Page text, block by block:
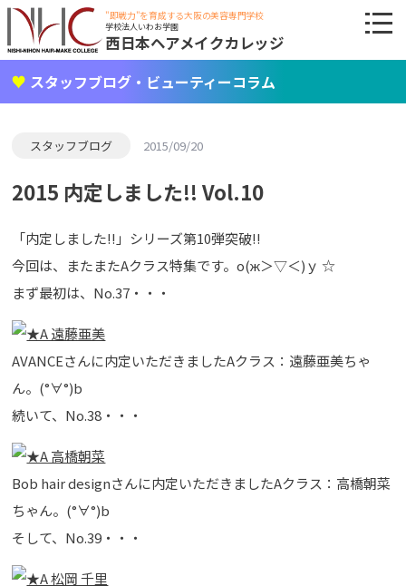
"即戦力"を育成する大阪の美容専門学校
学校法人いわお学園
西日本ヘアメイクカレッジ
スタッフブログ・ビューティーコラム
スタッフブログ 2015/09/20
2015 内定しました!! Vol.10
「内定しました!!」シリーズ第10弾突破!!
今回は、またまたAクラス特集です。о(ж＞▽＜)ｙ ☆
まず最初は、No.37・・・
AVANCEさんに内定いただきましたAクラス：遠藤亜美ちゃ
ん。(°∀°)b
続いて、No.38・・・
Bob hair designさんに内定いただきましたAクラス：高橋朝菜
ちゃん。(°∀°)b
そして、No.39・・・